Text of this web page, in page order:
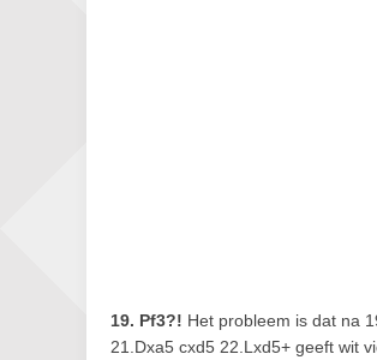
19. Pf3?! Het probleem is dat na
21.Dxa5 cxd5 22.Lxd5+ geeft wit